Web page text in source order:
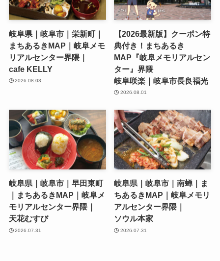
岐阜県｜岐阜市｜栄新町｜
まちあるきMAP｜岐阜メモ
リアルセンター界隈｜
cafe KELLY
2026.08.03
【2026最新版】クーポン特
典付き！まちあるき
MAP『岐阜メモリアルセン
ター』界隈
岐阜咲楽｜岐阜市長良福光
2026.08.01
岐阜県｜岐阜市｜早田東町
｜まちあるきMAP｜岐阜メ
モリアルセンター界隈｜
天花むすび
2026.07.31
岐阜県｜岐阜市｜南蝉｜ま
ちあるきMAP｜岐阜メモリ
アルセンター界隈｜
ソウル本家
2026.07.31